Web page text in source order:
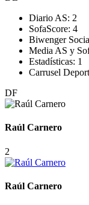
Diario AS: 2
SofaScore: 4
Biwenger
Media AS y
Estadísticas: 1
Carrusel
DF
Raúl Carnero
2
Raúl Carnero